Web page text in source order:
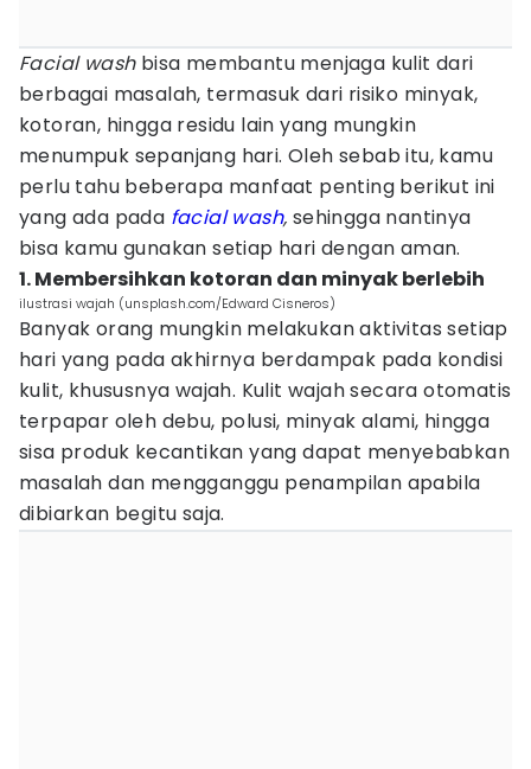
Facial washbisa membantu menjaga kulit dari
berbagai masalah, termasuk dari risiko minyak,
kotoran, hingga residu lain yang mungkin
menumpuk sepanjang hari. Oleh sebab itu, kamu
perlu tahu beberapa manfaat penting berikut ini
yang ada pada facial wash, sehingga nantinya
bisa kamu gunakan setiap hari dengan aman.
1. Membersihkan kotoran dan minyak berlebih
ilustrasi wajah (unsplash.com/Edward Cisneros)
Banyak orang mungkin melakukan aktivitas setiap
hari yang pada akhirnya berdampak pada kondisi
kulit, khususnya wajah. Kulit wajah secara otomatis
terpapar oleh debu, polusi, minyak alami, hingga
sisa produk kecantikan yang dapat menyebabkan
masalah dan mengganggu penampilan apabila
dibiarkan begitu saja.